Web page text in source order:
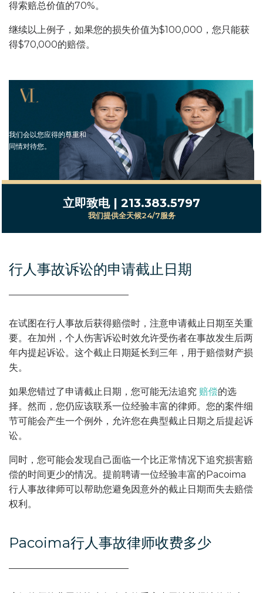
得索赔总价值的70%。
继续以上例子，如果您的损失价值为$100,000，您只能获
得$70,000的赔偿。
我们会以您应得的尊重和
同情对待您。
立即致电 | 213.383.5797
我们提供全天候24/7服务
行人事故诉讼的申请截止日期
在试图在行人事故后获得赔偿时，注意申请截止日期至关重
要。在加州，个人伤害诉讼时效允许受伤者在事故发生后两
年内提起诉讼。这个截止日期延长到三年，用于赔偿财产损
失。
如果您错过了申请截止日期，您可能无法追究 赔偿的选
择。然而，您仍应该联系一位经验丰富的律师。您的案件细
节可能会产生一个例外，允许您在典型截止日期之后提起诉
讼。
同时，您可能会发现自己面临一个比正常情况下追究损害赔
偿的时间更少的情况。提前聘请一位经验丰富的Pacoima
行人事故律师可以帮助您避免因意外的截止日期而失去赔偿
权利。
Pacoima行人事故律师收费多少